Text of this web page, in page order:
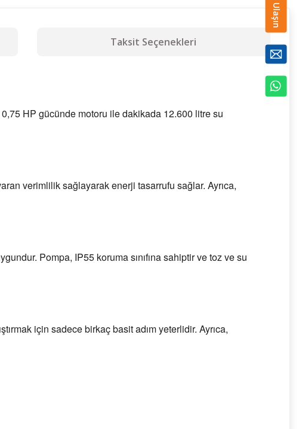
Taksit Seçenekleri
HP gücünde motoru ile dakikada 12.600 litre su
verimlilik sağlayarak enerji tasarrufu sağlar. Ayrıca,
Pompa, IP55 koruma sınıfına sahiptir ve toz ve su
için sadece birkaç basit adım yeterlidir. Ayrıca,